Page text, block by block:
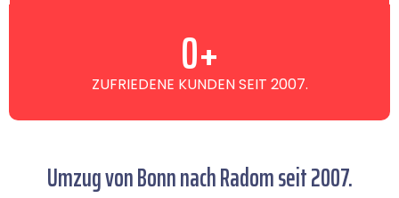
ZUFRIEDENE KUNDEN SEIT 2007.
0+
Umzug von Bonn nach Radom seit 2007.